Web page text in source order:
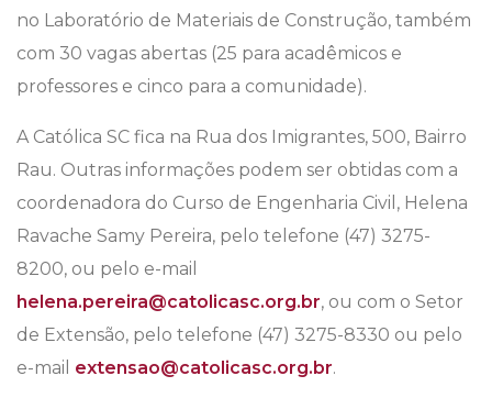
no Laboratório de Materiais de Construção, também
com 30 vagas abertas (25 para acadêmicos e
professores e cinco para a comunidade).
A Católica SC fica na Rua dos Imigrantes, 500, Bairro
Rau. Outras informações podem ser obtidas com a
coordenadora do Curso de Engenharia Civil, Helena
Ravache Samy Pereira, pelo telefone (47) 3275-
8200, ou pelo e-mail
helena.pereira@catolicasc.org.br, ou com o Setor
de Extensão, pelo telefone (47) 3275-8330 ou pelo
e-mail extensao@catolicasc.org.br.